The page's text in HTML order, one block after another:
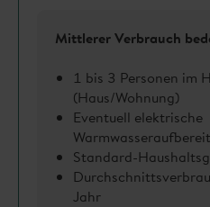
Mittlerer Verbrauch
1 bis 3 Personen im
(Haus/Wohnung)
Eventuell elektrische
Standard-
Jahr